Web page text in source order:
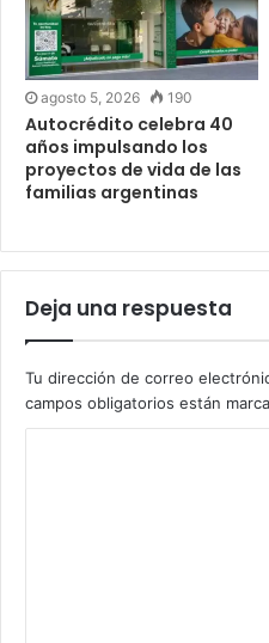
agosto 5, 2026 190
Autocrédito celebra 40
años impulsando los
proyectos de vida de las
familias argentinas
Deja una respuesta
Tu dirección de correo
campos obligatorios están